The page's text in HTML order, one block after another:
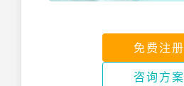
免费注册
咨询方案